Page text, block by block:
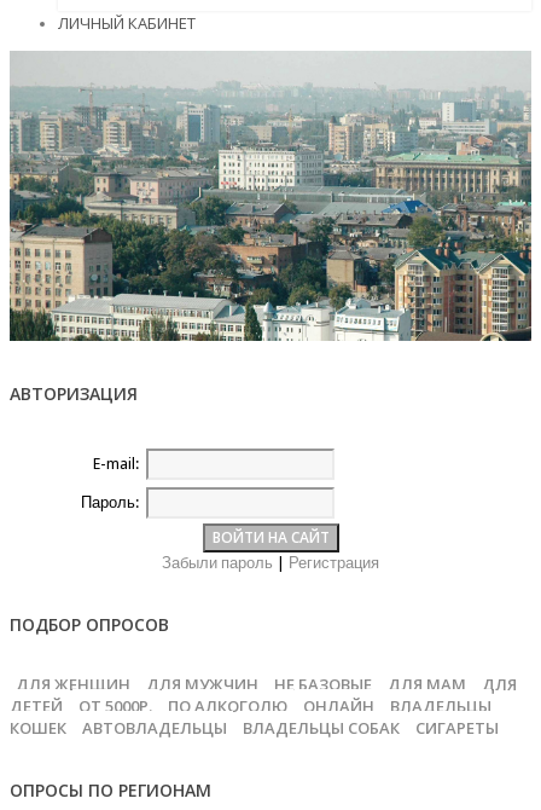
ЛИЧНЫЙ КАБИНЕТ
АВТОРИЗАЦИЯ
E-mail:
Пароль:
Забыли пароль Регистрация
ПОДБОР ОПРОСОВ
ДЛЯ ЖЕНЩИН ДЛЯ МУЖЧИН НЕ БАЗОВЫЕ ДЛЯ МАМ
ДЛЯ
ДЕТЕЙ
ОТ 5000Р. ПО АЛКОГОЛЮ ОНЛАЙН
ВЛАДЕЛЬЦЫ
КОШЕК
АВТОВЛАДЕЛЬЦЫ ВЛАДЕЛЬЦЫ СОБАК СИГАРЕТЫ
ОПРОСЫ ПО РЕГИОНАМ